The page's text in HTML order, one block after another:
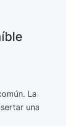
La
una